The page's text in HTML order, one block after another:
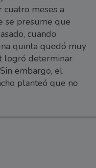
meses a
se presume que
cuando
quinta quedó muy
logró determinar
embargo, el
planteó que no